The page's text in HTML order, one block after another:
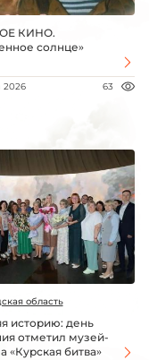
КИНО.
солнце»
2026 63
область
историю: день
отметил музей-
«Курская битва»